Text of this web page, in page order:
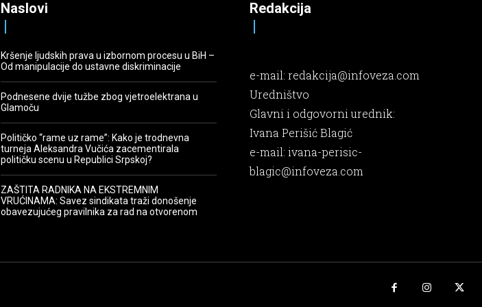
Naslovi
Kršenje ljudskih prava u izbornom procesu u BiH –
Od manipulacije do ustavne diskriminacije
Podnesene dvije tužbe zbog vjetroelektrana u
Glamoču
Političko “rame uz rame”: Kako je trodnevna
turneja Aleksandra Vučića zacementirala
političku scenu u Republici Srpskoj?
ZAŠTITA RADNIKA NA EKSTREMNIM
VRUĆINAMA: Savez sindikata traži donošenje
obavezujućeg pravilnika za rad na otvorenom
Redakcija
e-mail:redakcija@infoveza.com
Uredništvo
Glavni i odgovorni urednik:
Ivana Perišić Blagić
e-mail:ivana-perisic-
blagic@infoveza.com